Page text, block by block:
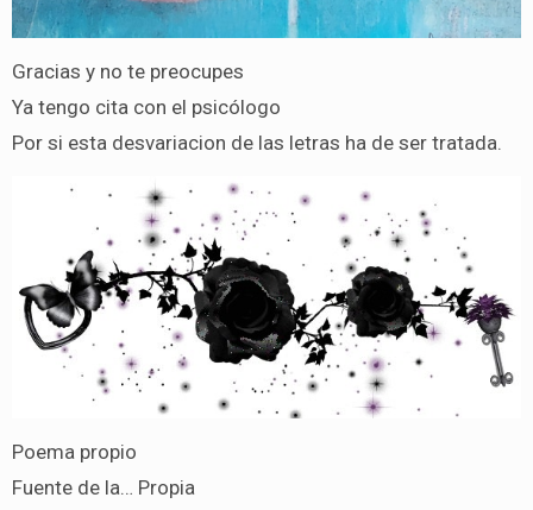
Gracias y no te preocupes
Ya tengo cita con el psicólogo
Por si esta desvariacion de las letras ha de ser tratada.
Poema propio
Fuente de la… Propia